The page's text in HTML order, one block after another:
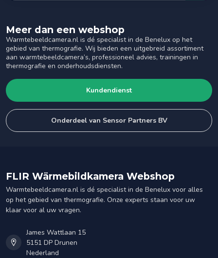
Meer dan een webshop
Warmtebeeldcamera.nl is dé specialist in de Benelux op het
gebied van thermografie. Wij bieden een uitgebreid assortiment
aan warmtebeeldcamera’s, professioneel advies, trainingen in
thermografie en onderhoudsdiensten.
Kundendienst
Onderdeel van Sensor Partners BV
FLIR Wärmebildkamera Webshop
Warmtebeeldcamera.nl is dé specialist in de Benelux voor alles
op het gebied van thermografie. Onze experts staan voor uw
klaar voor al uw vragen.
James Wattlaan 15
5151 DP Drunen
Nederland